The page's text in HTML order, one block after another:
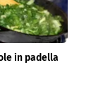
in padella